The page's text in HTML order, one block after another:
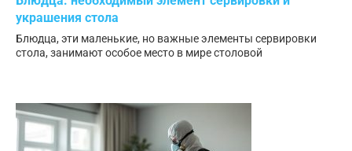
украшения стола
Блюдца, эти маленькие, но важные элементы сервировки
стола, занимают особое место в мире столовой